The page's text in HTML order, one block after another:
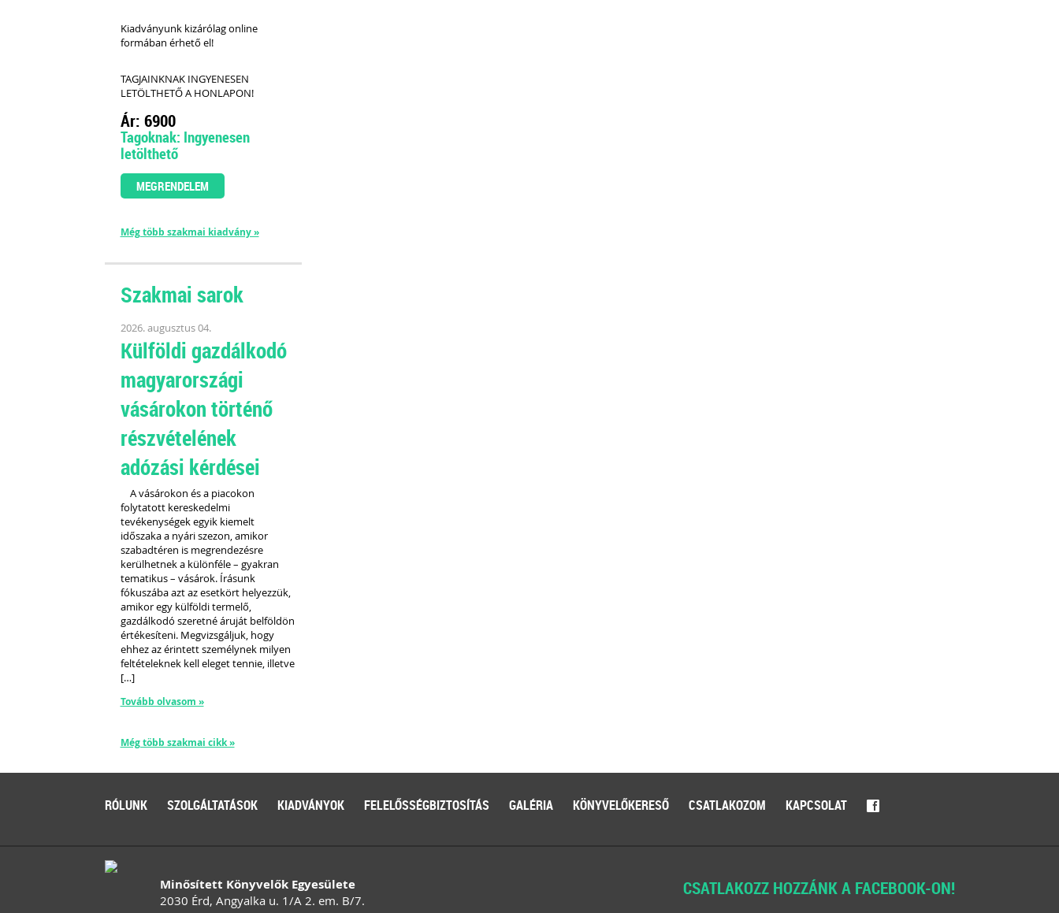
Kiadványunk kizárólag online
formában érhető el!
TAGJAINKNAK INGYENESEN
LETÖLTHETŐ A HONLAPON!
Ár: 6900
Tagoknak: Ingyenesen
letölthető
MEGRENDELEM
Még több szakmai kiadvány »
Szakmai sarok
2026. augusztus 04.
Külföldi gazdálkodó
magyarországi
vásárokon történő
részvételének
adózási kérdései
A vásárokon és a piacokon
folytatott kereskedelmi
tevékenységek egyik kiemelt
időszaka a nyári szezon, amikor
szabadtéren is megrendezésre
kerülhetnek a különféle – gyakran
tematikus – vásárok. Írásunk
fókuszába azt az esetkört helyezzük,
amikor egy külföldi termelő,
gazdálkodó szeretné áruját belföldön
értékesíteni. Megvizsgáljuk, hogy
ehhez az érintett személynek milyen
feltételeknek kell eleget tennie, illetve
[…]
Tovább olvasom »
Még több szakmai cikk »
RÓLUNK SZOLGÁLTATÁSOK KIADVÁNYOK FELELŐSSÉGBIZTOSÍTÁS GALÉRIA KÖNYVELŐKERESŐ CSATLAKOZOM KAPCSOLAT f
CSATLAKOZZ HOZZÁNK A FACEBOOK-ON!
Minősített Könyvelők Egyesülete
2030 Érd, Angyalka u. 1/A 2. em. B/7.